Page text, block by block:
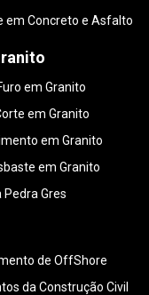
em Concreto e Asfalto
em Granito
em Granito
em Granito
em Granito
Gres
de OffShore
da Construção Civil